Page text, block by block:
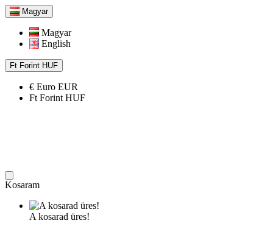
Magyar
Magyar
English
Ft Forint HUF
€ Euro EUR
Ft Forint HUF
Kosaram
A kosarad üres!